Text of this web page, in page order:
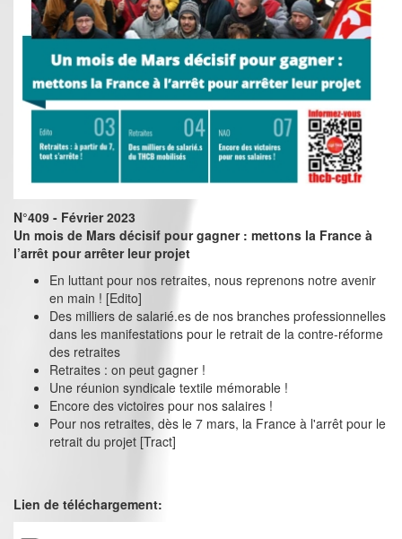
N°409 - Février 2023
Un mois de Mars décisif pour gagner : mettons la France à
l’arrêt pour arrêter leur projet
En luttant pour nos retraites, nous reprenons notre avenir
en main ! [Edito]
Des milliers de salarié.es de nos branches professionnelles
dans les manifestations pour le retrait de la contre-réforme
des retraites
Retraites : on peut gagner !
Une réunion syndicale textile mémorable !
Encore des victoires pour nos salaires !
Pour nos retraites, dès le 7 mars, la France à l'arrêt pour le
retrait du projet [Tract]
Lien de téléchargement: